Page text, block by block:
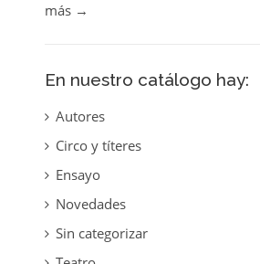
más →
En nuestro catálogo hay:
Autores
Circo y títeres
Ensayo
Novedades
Sin categorizar